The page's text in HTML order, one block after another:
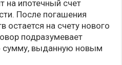
на ипотечный счет
После погашения
остается на счету нового
подразумевает
сумму, выданную новым